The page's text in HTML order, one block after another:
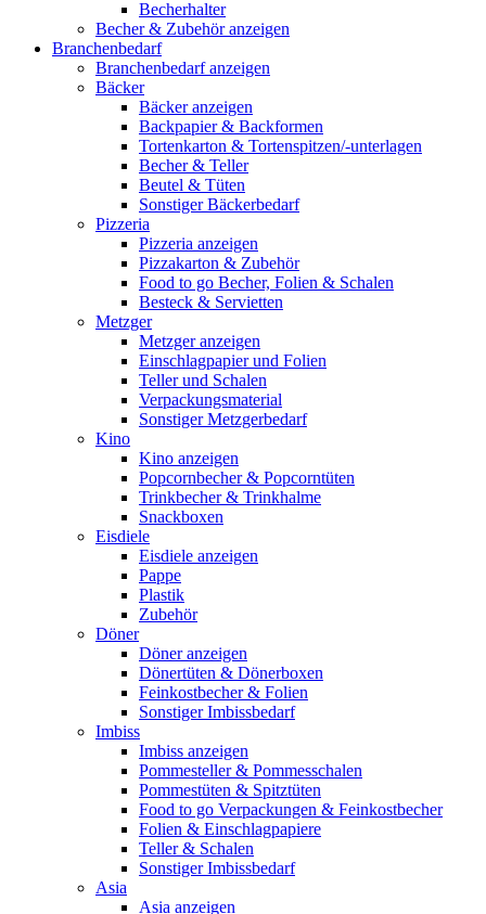
Becherhalter
Becher & Zubehör anzeigen
Branchenbedarf
Branchenbedarf anzeigen
Bäcker
Bäcker anzeigen
Backpapier & Backformen
Tortenkarton & Tortenspitzen/-unterlagen
Becher & Teller
Beutel & Tüten
Sonstiger Bäckerbedarf
Pizzeria
Pizzeria anzeigen
Pizzakarton & Zubehör
Food to go Becher, Folien & Schalen
Besteck & Servietten
Metzger
Metzger anzeigen
Einschlagpapier und Folien
Teller und Schalen
Verpackungsmaterial
Sonstiger Metzgerbedarf
Kino
Kino anzeigen
Popcornbecher & Popcorntüten
Trinkbecher & Trinkhalme
Snackboxen
Eisdiele
Eisdiele anzeigen
Pappe
Plastik
Zubehör
Döner
Döner anzeigen
Dönertüten & Dönerboxen
Feinkostbecher & Folien
Sonstiger Imbissbedarf
Imbiss
Imbiss anzeigen
Pommesteller & Pommesschalen
Pommestüten & Spitztüten
Food to go Verpackungen & Feinkostbecher
Folien & Einschlagpapiere
Teller & Schalen
Sonstiger Imbissbedarf
Asia
Asia anzeigen